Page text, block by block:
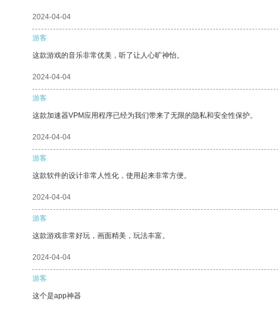
2024-04-04
游客
这款游戏的音乐非常优美，听了让人心旷神怡。
2024-04-04
游客
这款加速器VPM应用程序已经为我们带来了无限的隐私和安全性保护。
2024-04-04
游客
这款软件的设计非常人性化，使用起来非常方便。
2024-04-04
游客
这款游戏非常好玩，画面精美，玩法丰富。
2024-04-04
游客
这个是app神器